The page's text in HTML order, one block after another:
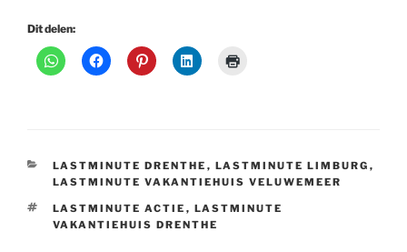
Dit delen:
CATEGORIEËN
LASTMINUTE DRENTHE , LASTMINUTE LIMBURG ,
LASTMINUTE VAKANTIEHUIS VELUWEMEER
TAGS
LASTMINUTE ACTIE , LASTMINUTE
VAKANTIEHUIS DRENTHE